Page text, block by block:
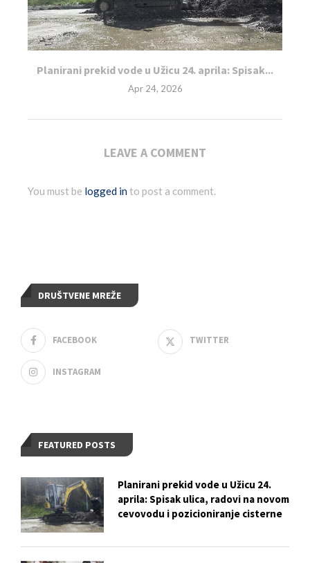
Planirani prekid vode u Užicu 24. aprila: Spisak...
Apr 24, 2026
LEAVE A COMMENT
You must be logged into post a comment.
DRUŠTVENE MREŽE
FACEBOOK TWITTER
INSTAGRAM
FEATURED POSTS
Planirani prekid vode u Užicu 24.
aprila: Spisak ulica, radovi na novom
cevovodu i pozicioniranje cisterne